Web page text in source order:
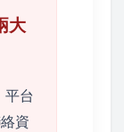
大
平台
資